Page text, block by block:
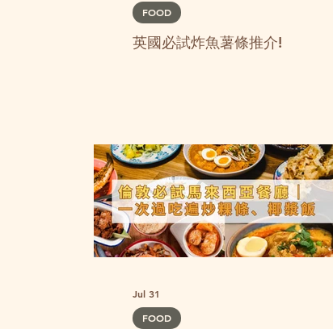
英國必試炸魚薯條推介!
FOOD
FOOD
Jul 31